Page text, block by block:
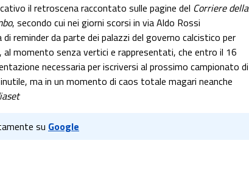
il retroscena raccontato sulle pagine del Corriere della
, secondo cui nei giorni scorsi in via Aldo Rossi
reminder da parte dei palazzi del governo calcistico per
al momento senza vertici e rappresentati, che entro il 16
necessaria per iscriversi al prossimo campionato di
ma in un momento di caos totale magari neanche
su Google